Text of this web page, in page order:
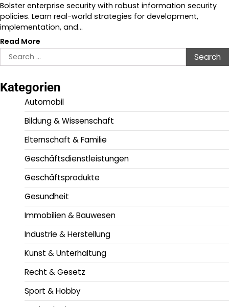
Bolster enterprise security with robust information security
policies. Learn real-world strategies for development,
implementation, and…
Read More
Search
for:
Kategorien
Automobil
Bildung & Wissenschaft
Elternschaft & Familie
Geschäftsdienstleistungen
Geschäftsprodukte
Gesundheit
Immobilien & Bauwesen
Industrie & Herstellung
Kunst & Unterhaltung
Recht & Gesetz
Sport & Hobby